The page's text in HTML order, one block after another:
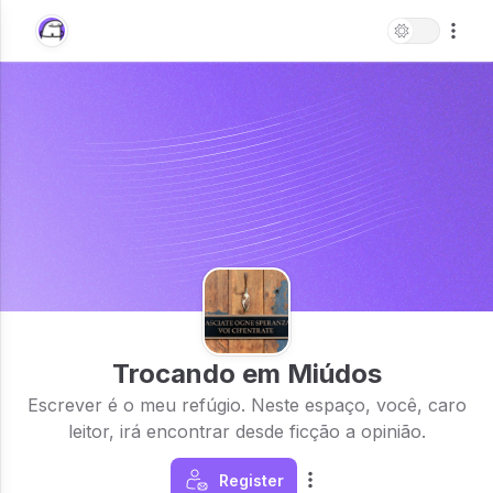
Trocando em Miúdos
Escrever é o meu refúgio. Neste espaço, você, caro
leitor, irá encontrar desde ficção a opinião.
Register